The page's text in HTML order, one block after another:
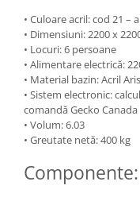
• Culoare acril: cod 21 –
• Dimensiuni: 2200 x
• Locuri: 6 persoane
• Alimentare electrică:
• Material bazin: Acril
• Sistem electronic:
comandă Gecko Canada
• Volum: 6.03
• Greutate netă: 400 kg
Componente: